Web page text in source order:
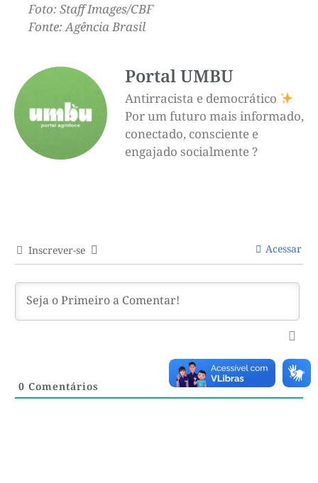
Foto: Staff Images/CBF
Fonte: Agência Brasil
Portal UMBU
Antirracista e democrático
Por um futuro mais informado,
conectado, consciente e
engajado socialmente ?
Inscrever-se Acessar
0 Comentários